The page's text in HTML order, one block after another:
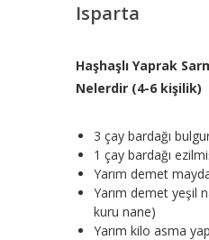
Isparta
Haşhaşlı Yaprak
Nelerdir (4-6 kişilik)
3 çay bardağı
1 çay bardağı
Yarım demet
Yarım demet yeşil
kuru nane)
Yarım kilo asma